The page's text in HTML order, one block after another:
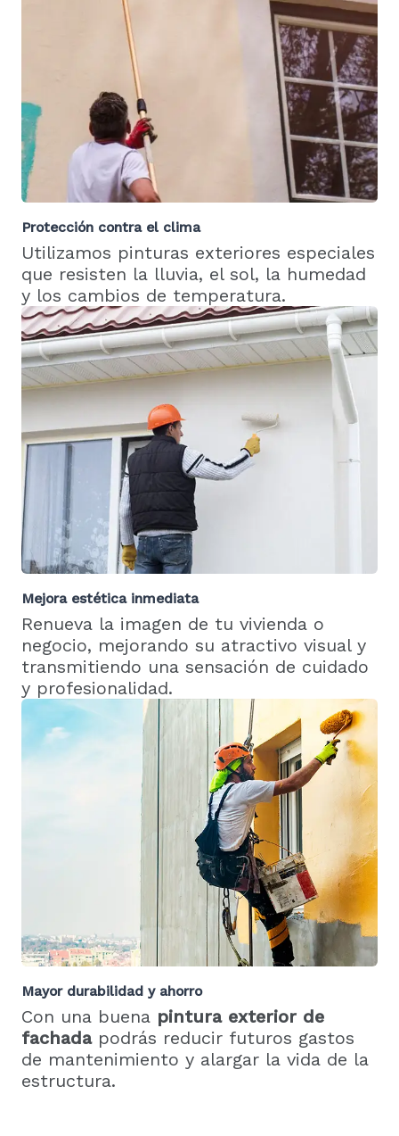
Protección contra el clima
Utilizamos pinturas exteriores especiales
que resisten la lluvia, el sol, la humedad
y los cambios de temperatura.
Mejora estética inmediata
Renueva la imagen de tu vivienda o
negocio, mejorando su atractivo visual y
transmitiendo una sensación de cuidado
y profesionalidad.
Mayor durabilidad y ahorro
Con una buena pintura exterior de
fachadapodrás reducir futuros gastos
de mantenimiento y alargar la vida de la
estructura.